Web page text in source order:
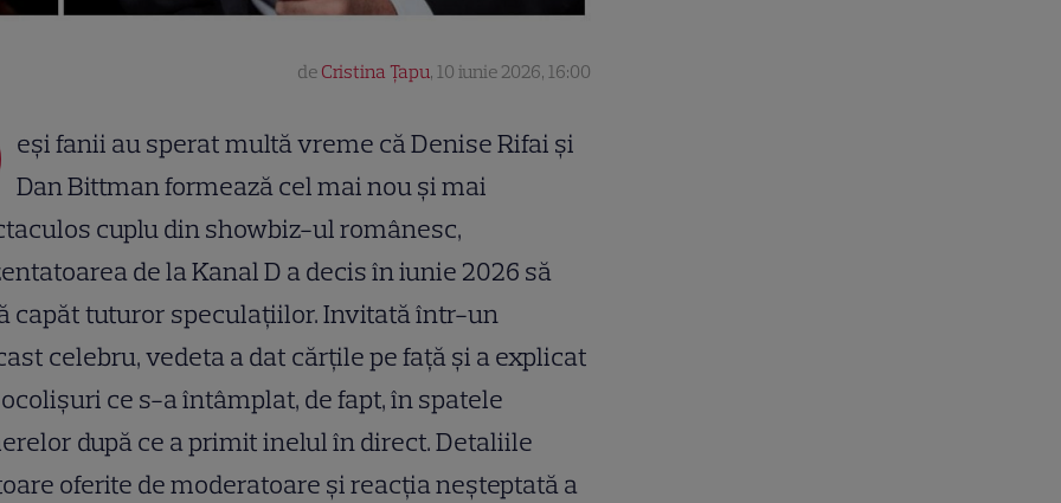
de Cristina Țapu, 10 iunie 2026, 16:00
eși fanii au sperat multă vreme că Denise Rifai și
Dan Bittman formează cel mai nou și mai
cuplu din showbiz-ul românesc,
de la Kanal D a decis în iunie 2026 să
capăt tuturor speculațiilor. Invitată într-un
celebru, vedeta a dat cărțile pe față și a explicat
ce s-a întâmplat, de fapt, în spatele
după ce a primit inelul în direct. Detaliile
oferite de moderatoare și reacția neșteptată a